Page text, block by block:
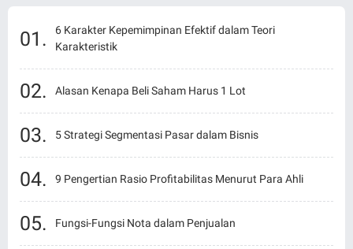
6 Karakter Kepemimpinan Efektif dalam Teori
Karakteristik
Alasan Kenapa Beli Saham Harus 1 Lot
5 Strategi Segmentasi Pasar dalam Bisnis
9 Pengertian Rasio Profitabilitas Menurut Para Ahli
Fungsi-Fungsi Nota dalam Penjualan